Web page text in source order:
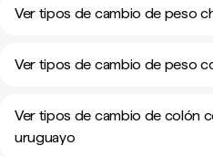
Ver tipos de cambio de peso
Ver tipos de cambio de peso
Ver tipos de cambio de colón
uruguayo